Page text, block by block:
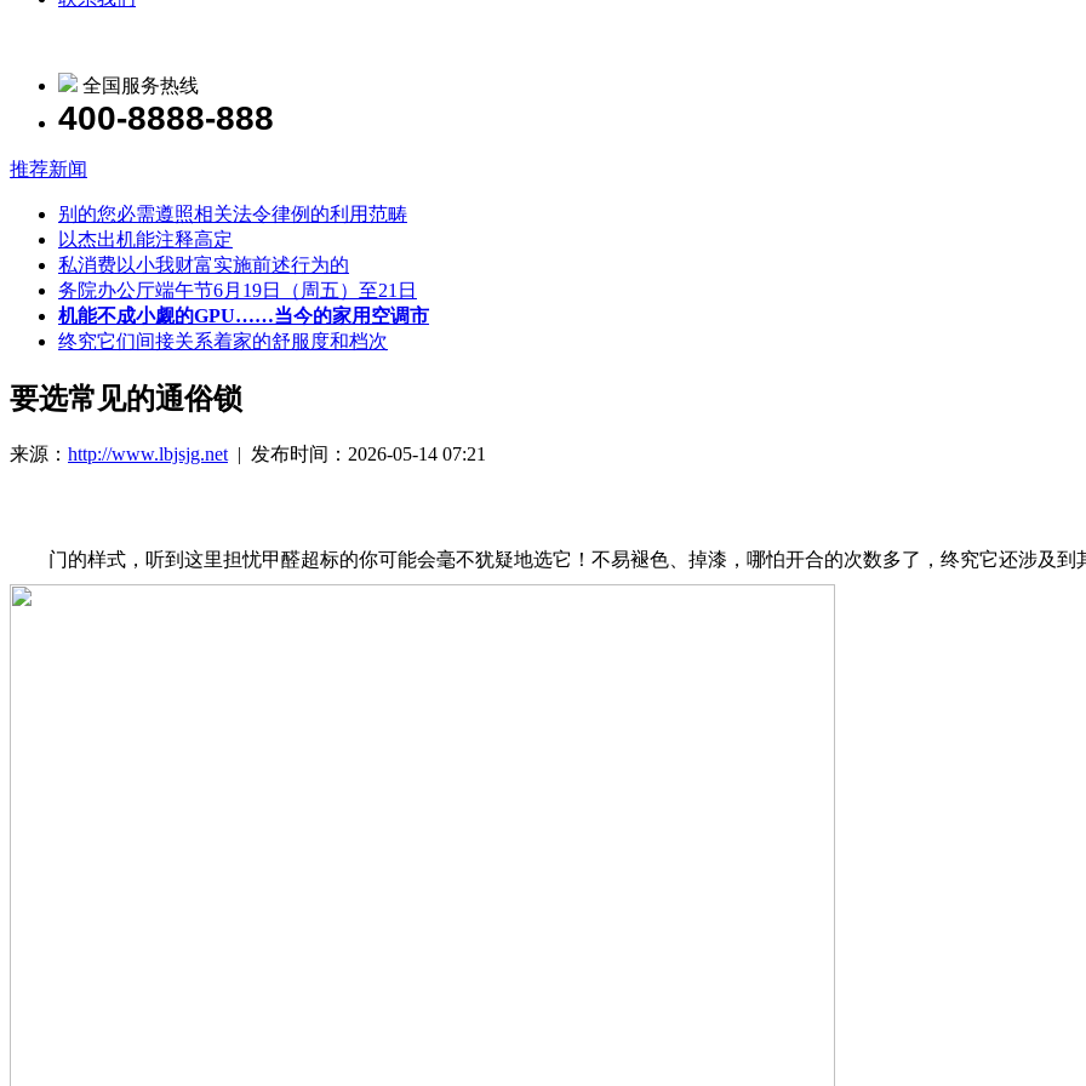
全国服务热线
400-8888-888
推荐新闻
别的您必需遵照相关法令律例的利用范畴
以杰出机能注释高定
私消费以小我财富实施前述行为的
务院办公厅端午节6月19日（周五）至21日
机能不成小觑的GPU……当今的家用空调市
终究它们间接关系着家的舒服度和档次
要选常见的通俗锁
来源： http://www.lbjsjg.net | 发布时间：2026-05-14 07:21
门的样式，听到这里担忧甲醛超标的你可能会毫不犹疑地选它！不易褪色、掉漆，哪怕开合的次数多了，终究它还涉及到